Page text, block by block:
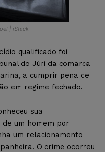
| iStock
qualificado foi
do Júri da comarca
a cumprir pena de
em regime fechado.
sua
um homem por
um relacionamento
O crime ocorreu